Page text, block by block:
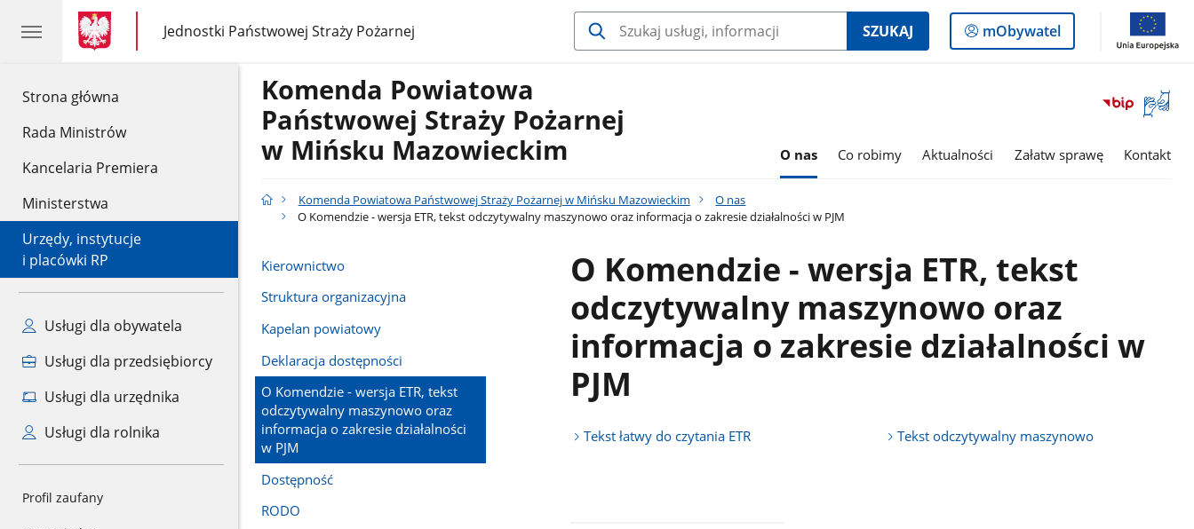
Strona główna
Rada Ministrów
Kancelaria Premiera
Ministerstwa
Urzędy, instytucje
i placówki RP
Usługi dla obywatela
Usługi dla przedsiębiorcy
Usługi dla urzędnika
Usługi dla rolnika
Profil zaufany
gov.pl
gov.pl
Jednostki Państwowej Straży Pożarnej
gov.pl
Jednostki
Państwowej
SZUKAJ
Logowanie
do
mObywatel
Otwórz
okno
Komenda Powiatowa
Państwowej Straży Pożarnej
w Mińsku Mazowieckim
O nas Co robimy Aktualności Załatw sprawę Kontakt
Komenda Powiatowa Państwowej Straży Pożarnej w Mińsku Mazowieckim
O nas
O Komendzie - wersja ETR, tekst odczytywalny maszynowo oraz informacja o zakresie działalności w PJM
Kierownictwo
Struktura organizacyjna
Kapelan powiatowy
Deklaracja dostępności
O Komendzie - wersja ETR, tekst
odczytywalny maszynowo oraz
informacja o zakresie działalności
w PJM
Dostępność
RODO
O Komendzie - wersja ETR, tekst
odczytywalny maszynowo oraz
informacja o zakresie działalności w
PJM
Tekst łatwy do czytania ETR Tekst odczytywalny maszynowo